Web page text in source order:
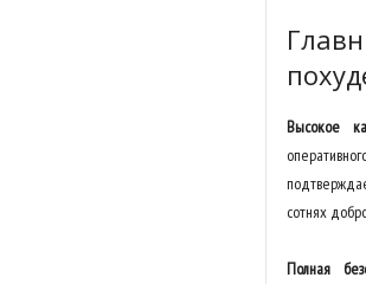
Высокое
сотнях
Полная